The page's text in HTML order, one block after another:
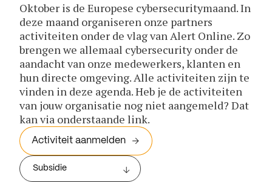
Oktober is de Europese cybersecuritymaand. In
deze maand organiseren onze partners
activiteiten onder de vlag van Alert Online. Zo
brengen we allemaal cybersecurity onder de
aandacht van onze medewerkers, klanten en
hun directe omgeving. Alle activiteiten zijn te
vinden in deze agenda. Heb je de activiteiten
van jouw organisatie nog niet aangemeld? Dat
kan via onderstaande link.
Activiteit aanmelden
Subsidie